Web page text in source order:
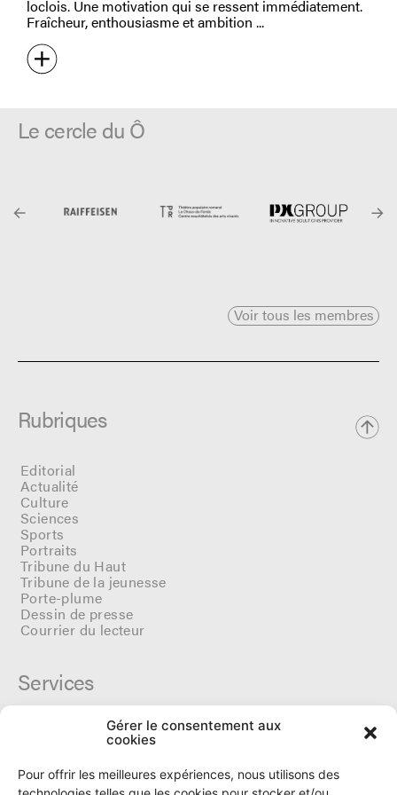
Gérer le consentement aux
cookies
Pour offrir les meilleures expériences, nous utilisons des
loclois. Une motivation qui se ressent immédiatement.
Fraîcheur, enthousiasme et ambition
Le cercle du Ô
Voir tous les membres
Rubriques
Editorial
Actualité
Culture
Sciences
Sports
Portraits
Tribune du Haut
Tribune de la jeunesse
Porte-plume
Dessin de presse
Courrier du lecteur
Services
Tarifs et dates de parutions